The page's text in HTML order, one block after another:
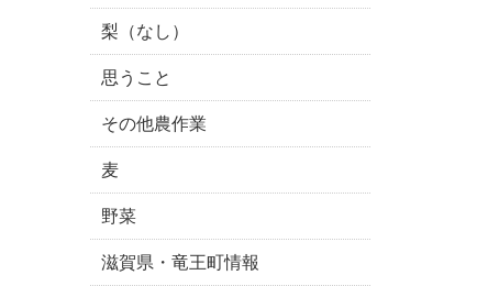
梨（なし）
思うこと
その他農作業
麦
野菜
滋賀県・竜王町情報